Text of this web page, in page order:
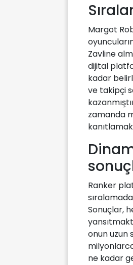
Margot
Zavline
dijital
kadar
ve takipçi
zamanda
Ranker
Sonuçlar,
onun uzun
ne kadar